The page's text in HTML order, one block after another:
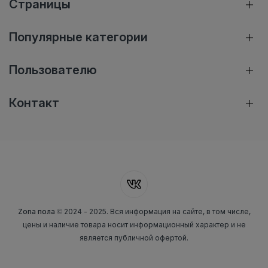
Страницы
Популярные категории
Пользователю
Контакт
Zona пола © 2024 - 2025. Вся информация на сайте, в том числе,
цены и наличие товара носит информационный характер и не
является публичной офертой.